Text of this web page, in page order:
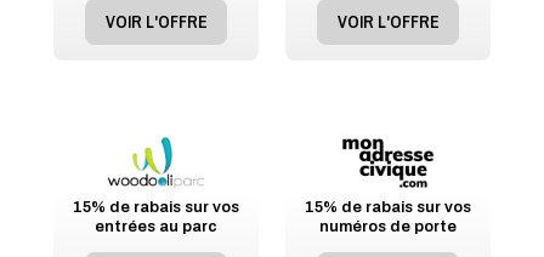
VOIR L'OFFRE VOIR L'OFFRE
15% de rabais sur vos
entrées au parc
15% de rabais sur vos
numéros de porte